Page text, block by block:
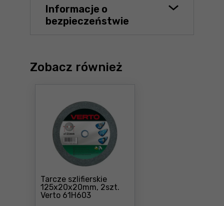
Informacje o
bezpieczeństwie
Zobacz również
Tarcze szlifierskie
125x20x20mm, 2szt.
Verto 61H603Cena: 11 ,01 zł